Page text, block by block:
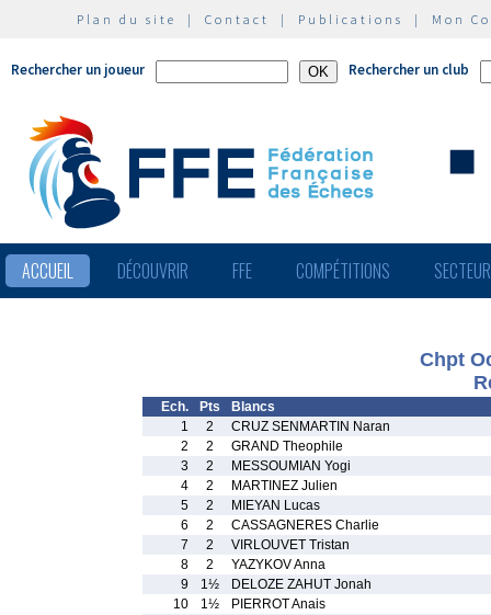
Plan du site | Contact | Publications | Mon
Rechercher un joueur Rechercher un club
ACCUEIL DÉCOUVRIR FFE COMPÉTITIONS
Chpt
Ech. Pts
Blancs
1
2
CRUZ SENMARTIN Naran
2
2
GRAND Theophile
3
2
MESSOUMIAN Yogi
4
2
MARTINEZ Julien
5
2
MIEYAN Lucas
6
2
CASSAGNERES Charlie
7
2
VIRLOUVET Tristan
8
2
YAZYKOV Anna
9
1½
DELOZE ZAHUT Jonah
10
1½
PIERROT Anais